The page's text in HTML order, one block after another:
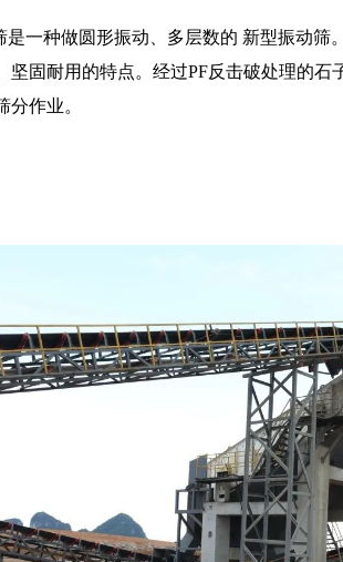
是一种做圆形振动、多层数的 新型振动筛
坚固耐用的特点。经过PF反击破处理的石
分作业。